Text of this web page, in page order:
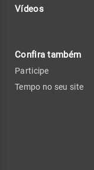
Vídeos
Confira também
Participe
Tempo no seu site